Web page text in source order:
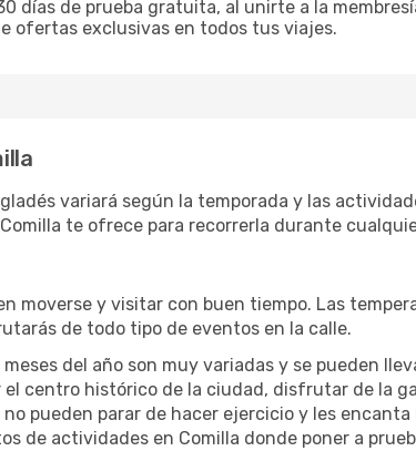
días de prueba gratuita, al unirte a la
ofertas exclusivas en todos tus viajes.
variará según la temporada y las
te ofrece para recorrerla durante
moverse y visitar con buen tiempo. Las
de todo tipo de eventos en la calle.
del año son muy variadas y se pueden
centro histórico de la ciudad, disfrutar de la
pueden parar de hacer ejercicio y les
de actividades en Comilla donde poner a